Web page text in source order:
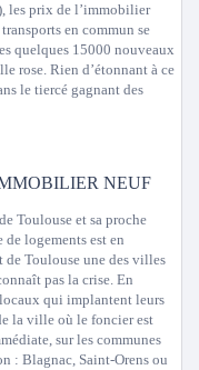
les prix de l’immobilier
en commun se
quelques 15000 nouveaux
rose. Rien d’étonnant à ce
le tiercé gagnant des
NEUF
Toulouse et sa proche
logements est en
Toulouse une des villes
pas la crise. En
qui implantent leurs
la ville où le foncier est
sur les communes
: Blagnac, Saint-Orens ou